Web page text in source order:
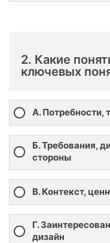
2. Какие
ключевых
А. Потребности,
Б. Требования,
стороны
В. Контекст,
Г.
дизайн